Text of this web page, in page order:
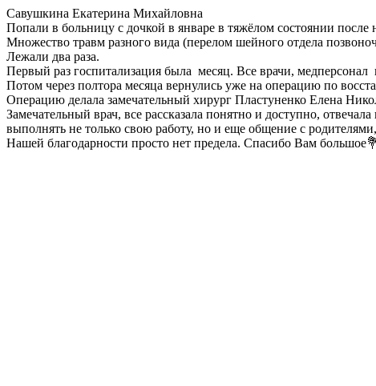
Савушкина Екатерина Михайловна
Попали в больницу с дочкой в январе в тяжёлом состоянии после
Множество травм разного вида (перелом шейного отдела
Лежали два раза.
Первый раз госпитализация была месяц. Все врачи,
Потом через полтора месяца вернулись уже на операцию по
Операцию делала замечательный хирург Пластуненко Елена
Замечательный врач, все рассказала понятно и доступно,
выполнять не только свою работу, но и еще общение с
Нашей благодарности просто нет предела. Спасибо Вам большое💐